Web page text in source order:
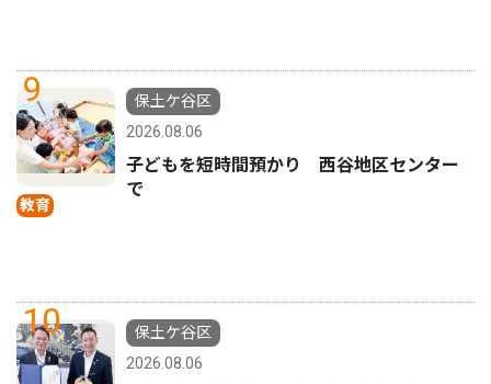
9
教育
保土ケ谷区
2026.08.06
子どもを短時間預かり 西谷地区センター
で
10
保土ケ谷区
2026.08.06